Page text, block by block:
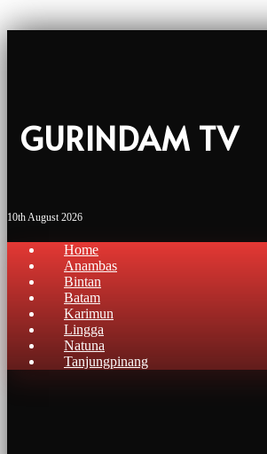
GURINDAM TV
10th August 2026
Home
Anambas
Bintan
Batam
Karimun
Lingga
Natuna
Tanjungpinang